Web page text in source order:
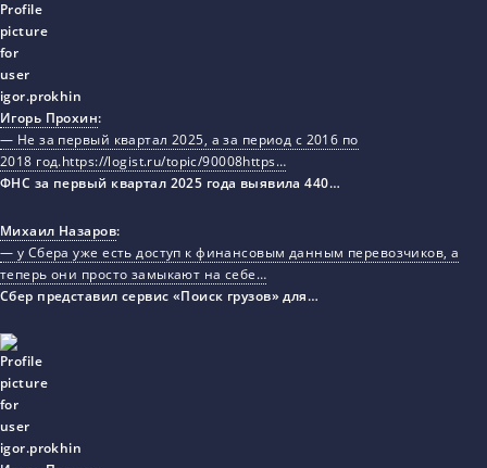
Игорь Прохин:
— Не за первый квартал 2025, а за период с 2016 по
2018 год.https://logist.ru/topic/90008https…
ФНС за первый квартал 2025 года выявила 440…
Михаил Назаров:
— у Сбера уже есть доступ к финансовым данным перевозчиков, а
теперь они просто замыкают на себе…
Сбер представил сервис «Поиск грузов» для…